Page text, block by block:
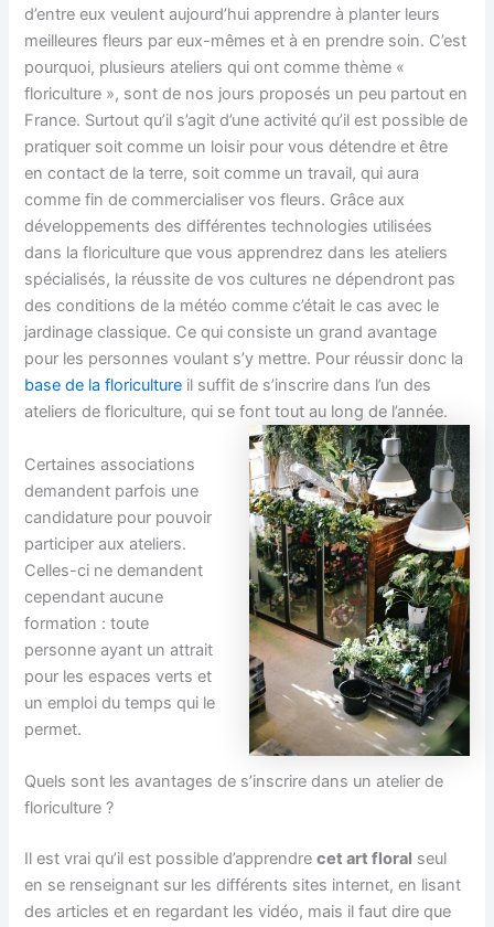
d’entre eux veulent aujourd’hui apprendre à planter leurs
meilleures fleurs par eux-mêmes et à en prendre soin. C’est
pourquoi, plusieurs ateliers qui ont comme thème «
floriculture », sont de nos jours proposés un peu partout en
France. Surtout qu’il s’agit d’une activité qu’il est possible de
pratiquer soit comme un loisir pour vous détendre et être
en contact de la terre, soit comme un travail, qui aura
comme fin de commercialiser vos fleurs. Grâce aux
développements des différentes technologies utilisées
dans la floriculture que vous apprendrez dans les ateliers
spécialisés, la réussite de vos cultures ne dépendront pas
des conditions de la météo comme c’était le cas avec le
jardinage classique. Ce qui consiste un grand avantage
pour les personnes voulant s’y mettre. Pour réussir donc la
base de la floriculture il suffit de s’inscrire dans l’un des
ateliers de floriculture, qui se font tout au long de l’année.
Certaines associations
demandent parfois une
candidature pour pouvoir
participer aux ateliers.
Celles-ci ne demandent
cependant aucune
formation : toute
personne ayant un attrait
pour les espaces verts et
un emploi du temps qui le
permet.
Quels sont les avantages de s’inscrire dans un atelier de
floriculture ?
Il est vrai qu’il est possible d’apprendrecet art floral seul
en se renseignant sur les différents sites internet, en lisant
des articles et en regardant les vidéo, mais il faut dire que